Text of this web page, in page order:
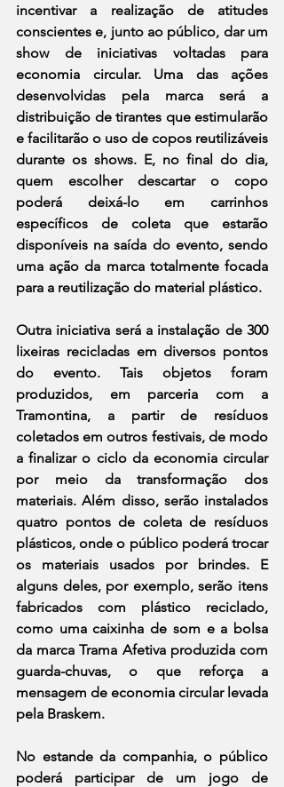
incentivar a realização de atitudes
conscientes e, junto ao público, dar um
show de iniciativas voltadas para
economia circular. Uma das ações
desenvolvidas pela marca será a
distribuição de tirantes que estimularão
e facilitarão o uso de copos reutilizáveis
durante os shows. E, no final do dia,
quem escolher descartar o copo
poderá deixá-lo em carrinhos
específicos de coleta que estarão
disponíveis na saída do evento, sendo
uma ação da marca totalmente focada
para a reutilização do material plástico.
Outra iniciativa será a instalação de 300
lixeiras recicladas em diversos pontos
do evento. Tais objetos foram
produzidos, em parceria com a
Tramontina, a partir de resíduos
coletados em outros festivais, de modo
a finalizar o ciclo da economia circular
por meio da transformação dos
materiais. Além disso, serão instalados
quatro pontos de coleta de resíduos
plásticos, onde o público poderá trocar
os materiais usados por brindes. E
alguns deles, por exemplo, serão itens
fabricados com plástico reciclado,
como uma caixinha de som e a bolsa
da marca Trama Afetiva produzida com
guarda-chuvas, o que reforça a
mensagem de economia circular levada
pela Braskem.
No estande da companhia, o público
poderá participar de um jogo de